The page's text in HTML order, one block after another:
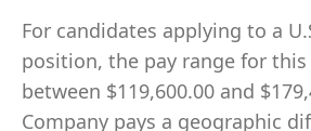
For candidates applying to a
position, the pay range for
between $119,600.00 and
Company pays a geographic